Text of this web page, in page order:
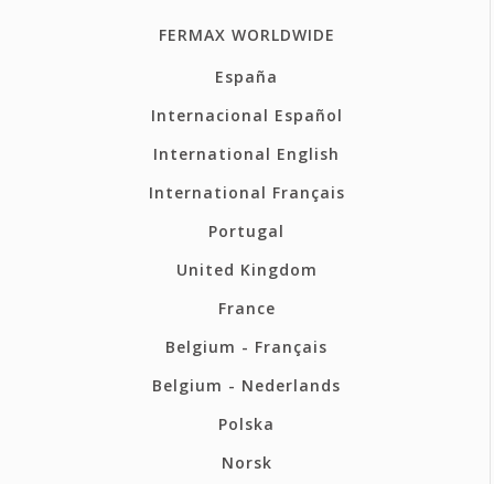
FERMAX WORLDWIDE
España
Internacional Español
International English
International Français
Portugal
United Kingdom
France
Belgium - Français
Belgium - Nederlands
Polska
Norsk